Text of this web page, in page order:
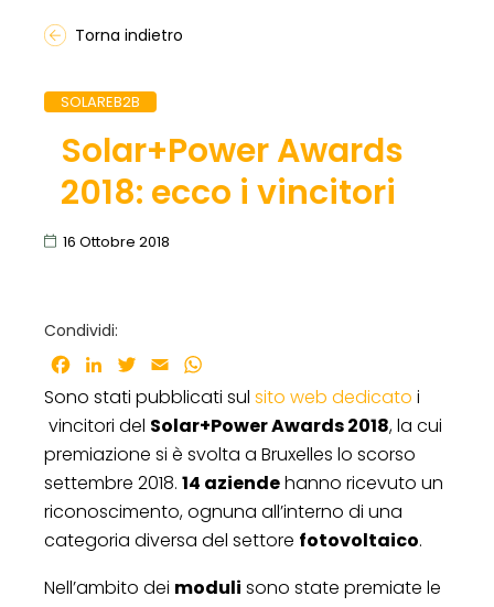
Torna indietro
SOLAREB2B
Solar+Power Awards
2018: ecco i vincitori
16 Ottobre 2018
Condividi:
Facebook
LinkedInTwitter
Email
Sono stati pubblicati sul sito web dedicato i
vincitori del Solar+Power Awards 2018, la cui
premiazione si è svolta a Bruxelles lo scorso
settembre 2018. 14 aziendehanno ricevuto un
riconoscimento, ognuna all’interno di una
categoria diversa del settore fotovoltaico.
Nell’ambito dei moduli sono state premiate le